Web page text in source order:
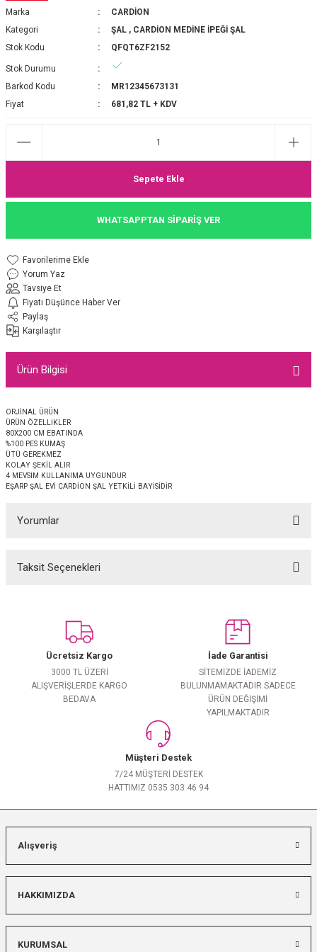
2025-2026 SONBAHAR KIŞ
JAKAR EŞARP
PAMUK EŞARP
İPEK EŞARP
EŞARP
ŞAL
MEDİNE İPEĞİ ŞAL
ŞAL
İpek Koton Şal
Marka
CARDİON
Kategori
ŞAL , CARDİON MEDİNE İPEĞİ ŞAL
Stok Kodu
QFQT6ZF2152
Stok Durumu
Barkod Kodu
MR12345673131
Fiyat
681,82 TL + KDV
Sepete Ekle
WHATSAPPTAN SİPARİŞ VER
Yorum Yaz
Tavsiye Et
Fiyatı Düşünce Haber Ver
Paylaş
Karşılaştır
Ürün Bilgisi
ORJİNAL ÜRÜN
ÜRÜN ÖZELLİKLER
80X200 CM EBATINDA
%100 PES KUMAŞ
ÜTÜ GEREKMEZ
KOLAY ŞEKİL ALIR
4 MEVSİM KULLANIMA UYGUNDUR
EŞARP ŞAL EVİ CARDİON ŞAL YETKİLİ BAYİSİDİR
Yorumlar
Taksit Seçenekleri
Ücretsiz Kargo
3000 TL ÜZERİ
ALIŞVERİŞLERDE KARGO
BEDAVA
İade Garantisi
SİTEMİZDE İADEMİZ
BULUNMAMAKTADIR SADECE
ÜRÜN DEĞİŞİMİ
YAPILMAKTADIR
Müşteri Destek
7/24 MÜŞTERİ DESTEK
HATTIMIZ 0535 303 46 94
Alışveriş
HAKKIMIZDA
KURUMSAL